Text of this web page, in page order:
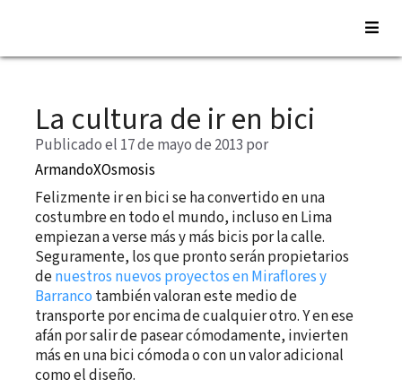
Saltar
contenidoLa cultura de ir en bici
Publicado el 17 de mayo de 2013 por
ArmandoXOsmosis
Felizmente ir en bici se ha convertido en una
costumbre en todo el mundo, incluso en Lima
empiezan a verse más y más bicis por la calle.
Seguramente, los que pronto serán propietarios
denuestros nuevos proyectos en Miraflores y
Barranco también valoran este medio de
transporte por encima de cualquier otro. Y en ese
afán por salir de pasear cómodamente, invierten
más en una bici cómoda o con un valor adicional
como el diseño.